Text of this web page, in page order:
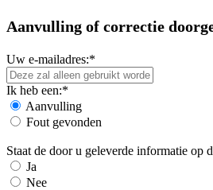
Aanvulling of correctie
Uw e-mailadres:*
Ik heb een:*
Aanvulling
Fout gevonden
Staat de door u geleverde informatie op
Ja
Nee